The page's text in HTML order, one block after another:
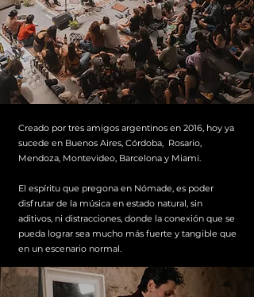
Creado por tres amigos argentinos en 2016, hoy ya
sucede en Buenos Aires, Córdoba, Rosario,
Mendoza, Montevideo, Barcelona y Miami.
El espíritu que pregona en Nómade, es poder
disfrutar de la música en estado natural, sin
aditivos, ni distracciones, donde la conexión que se
pueda lograr sea mucho más fuerte y tangible que
en un escenario normal.